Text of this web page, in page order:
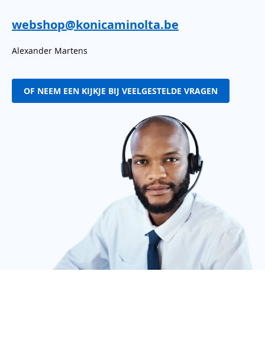
webshop@konicaminolta.be
Alexander Martens
OF NEEM EEN KIJKJE BIJ VEELGESTELDE VRAGEN